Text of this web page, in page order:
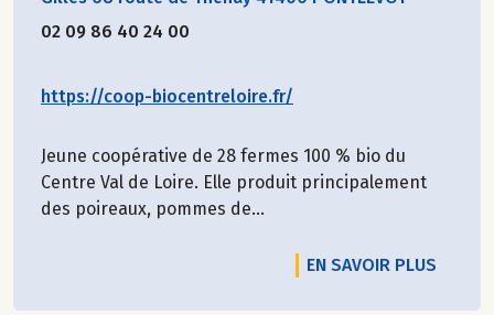
02 09 86 40 24 00
https://coop-biocentreloire.fr/
Jeune coopérative de 28 fermes 100 % bio du
Centre Val de Loire. Elle produit principalement
des poireaux, pommes de...
EN SAVOIR PLUS